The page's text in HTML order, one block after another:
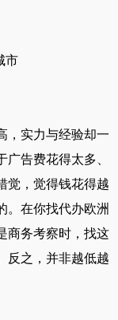
，实力与经验却一
告费花得太多、
觉，觉得钱花得越
。在你找代办欧洲
商务考察时，找这
反之，并非越低越